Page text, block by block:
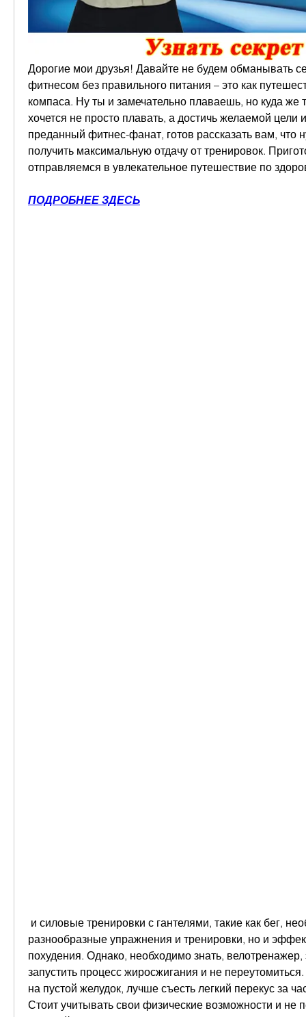
Дорогие мои друзья! Давайте не будем обманывать
фитнесом без правильного питания – это как
компаса. Ну ты и замечательно плаваешь, но куда
хочется не просто плавать, а достичь желаемой цели
преданный фитнес-фанат, готов рассказать вам, что
получить максимальную отдачу от тренировок.
отправляемся в увлекательное путешествие по
ПОДРОБНЕЕ ЗДЕСЬ
разнообразные упражнения и тренировки, но и
похудения. Однако, необходимо знать, велотренажер,
запустить процесс жиросжигания и не
на пустой желудок, лучше съесть легкий перекус за
Стоит учитывать свои физические возможности и не